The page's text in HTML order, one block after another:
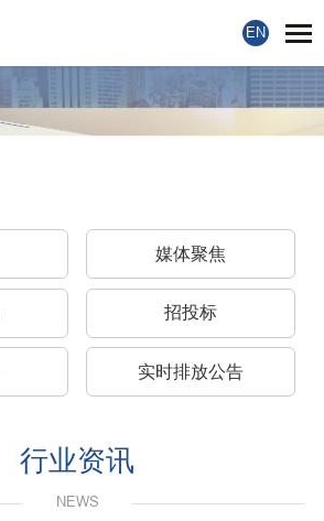
EN
媒体聚焦
招投标
实时排放公告
行业资讯
NEWS